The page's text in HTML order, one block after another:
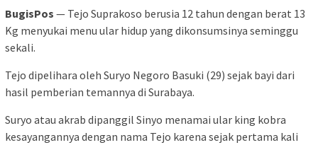
BugisPos — Tejo Suprakoso berusia 12 tahun dengan berat 13
Kg menyukai menu ular hidup yang dikonsumsinya seminggu
sekali.
Tejo dipelihara oleh Suryo Negoro Basuki (29) sejak bayi dari
hasil pemberian temannya di Surabaya.
Suryo atau akrab dipanggil Sinyo menamai ular king kobra
kesayangannya dengan nama Tejo karena sejak pertama kali